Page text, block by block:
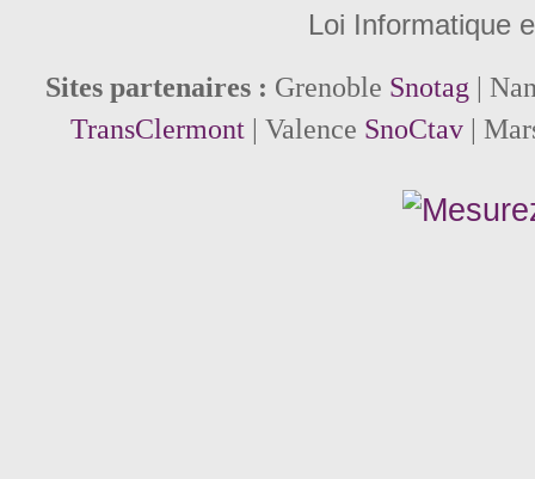
Loi Informatique
Sites partenaires : Grenoble Snotag |
TransClermont| Valence SnoCtav|